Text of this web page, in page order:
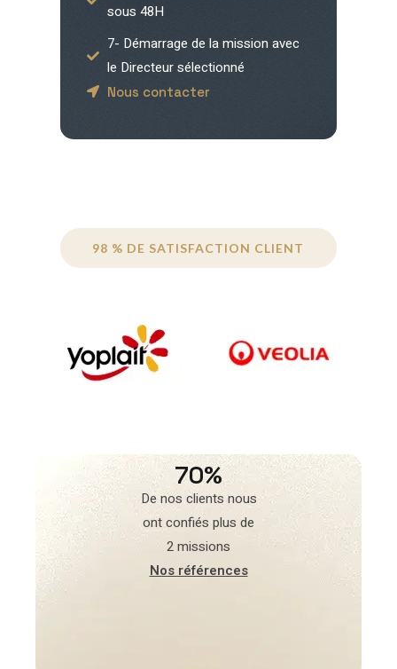
sous 48H
7- Démarrage de la mission avec
le Directeur sélectionné
Nous contacter
98 % DE SATISFACTION CLIENT
70%
De nos clients nous
ont confiés plus de
2 missions
Nos références